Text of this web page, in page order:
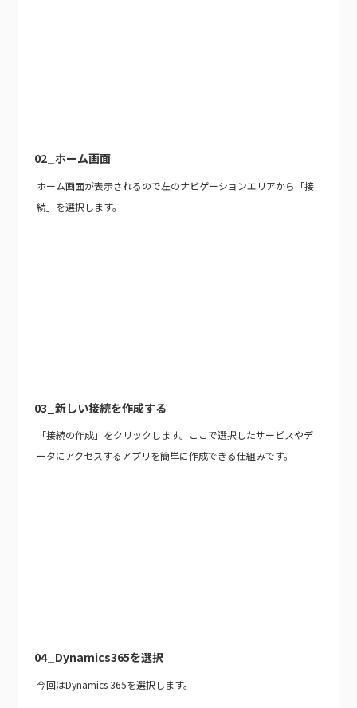
02_ホーム画面
ホーム画面が表示されるので左のナビゲーションエリアから「接
続」を選択します。
03_新しい接続を作成する
「接続の作成」をクリックします。ここで選択したサービスやデ
ータにアクセスするアプリを簡単に作成できる仕組みです。
04_Dynamics365を選択
今回はDynamics 365を選択します。